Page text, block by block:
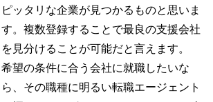
ピッタリな企業が見つかるものと思いま
す。複数登録することで最良の支援会社
を見分けることが可能だと言えます。
希望の条件に合う会社に就職したいな
ら、その職種に明るい転職エージェント